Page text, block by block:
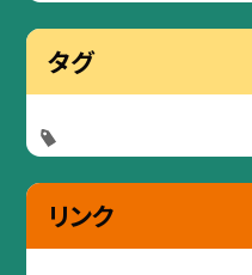
タグ
リンク